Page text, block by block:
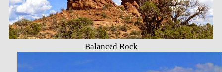
Balanced Rock